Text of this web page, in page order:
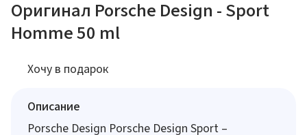
Оригинал Porsche Design - Sport
Homme 50 ml
Хочу в подарок
Описание
Porsche Design Porsche Design Sport –